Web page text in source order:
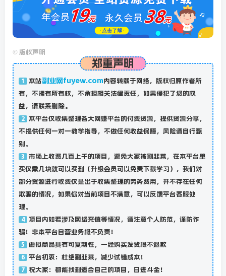
© 版权声明
郑重声明
1 本站副业网fuyew.com内容转载于网络，版权归原作者所
有，不拥有所有权，不承担相关法律责任，如果侵犯了您的权
益，请联系删除。
2 本平台仅收集整理各大网赚平台的付费资源，提供资源分享，
不提供任何一对一教学指导，不做任何收益保障，风险请自行甄
别。
3 市场上收费几百上千的项目，避免大家被割韭菜，在本平台单
买仅需几块就可以买到（升级会员可以免费下载学习），我们对
部分资源进行收费仅是出于收集整理的劳务费用，并不存在任何
欺骗的情况，如果你对当前项目不满意，可以反馈平台客服处
理。
4 项目内如若涉及网络充值等情况，请注意个人防范，谨防诈
骗！非本平台自营业务概不负责！
5 虚拟商品具有可复制性，一经购买发货概不退款
6 平台初衷：杜绝割韭菜，减少试错成本！
7 祝大家：都能找到适合自己的项目，日进斗金！